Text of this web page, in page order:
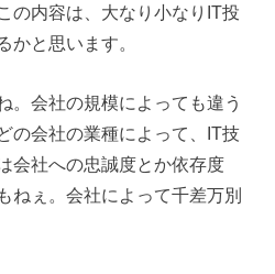
の内容は、大なり小なりIT投
と思います。
。会社の規模によっても違う
の会社の業種によって、IT技
会社への忠誠度とか依存度
ねぇ。会社によって千差万別